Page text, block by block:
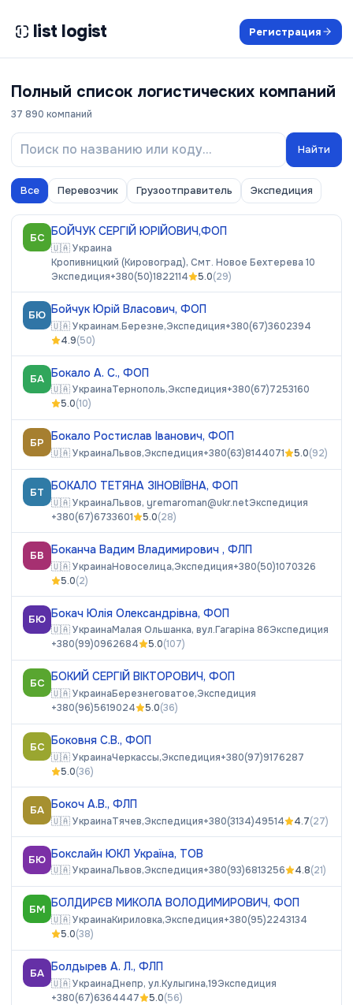
list logist Регистрация
Полный список логистических компаний
37 890 компаний
Найти
Все Перевозчик Грузоотправитель Экспедиция
БС БОЙЧУК СЕРГІЙ ЮРІЙОВИЧ,ФОП
🇺🇦Украина
Кропивницкий (Кировоград), Смт. Новое Бехтерева 10
Экспедиция+380(50)1822114 5.0(29)
БЮ Бойчук Юрій Власович, ФОП
🇺🇦Украинам.Березне,Экспедиция+380(67)3602394
4.9(50)
БА Бокало А. С., ФОП
🇺🇦УкраинаТернополь,Экспедиция+380(67)7253160
5.0(10)
БР Бокало Ростислав Іванович, ФОП
🇺🇦УкраинаЛьвов,Экспедиция+380(63)8144071 5.0(92)
БТ БОКАЛО ТЕТЯНА ЗІНОВІЇВНА, ФОП
🇺🇦УкраинаЛьвов, yremaroman@ukr.netЭкспедиция
+380(67)6733601
5.0(28)
БВ Боканча Вадим Владимирович , ФЛП
🇺🇦УкраинаНовоселица,Экспедиция+380(50)1070326
5.0(2)
БЮ Бокач Юлія Олександрівна, ФОП
🇺🇦УкраинаМалая Ольшанка, вул.Гагаріна 86Экспедиция
+380(99)0962684
5.0(107)
БС БОКИЙ СЕРГІЙ ВІКТОРОВИЧ, ФОП
🇺🇦УкраинаБерезнеговатое,Экспедиция
+380(96)5619024
5.0(36)
БС Боковня С.В., ФОП
🇺🇦УкраинаЧеркассы,Экспедиция+380(97)9176287
5.0(36)
БА Бокоч А.В., ФЛП
🇺🇦УкраинаТячев,Экспедиция+380(3134)49514 4.7(27)
БЮ Бокслайн ЮКЛ Україна, ТОВ
🇺🇦УкраинаЛьвов,Экспедиция+380(93)6813256 4.8(21)
БМ БОЛДИРЄВ МИКОЛА ВОЛОДИМИРОВИЧ, ФОП
🇺🇦УкраинаКириловка,Экспедиция+380(95)2243134
5.0(38)
БА Болдырев А. Л., ФЛП
🇺🇦УкраинаДнепр, ул.Кулыгина,19Экспедиция
+380(67)6364447
5.0(56)